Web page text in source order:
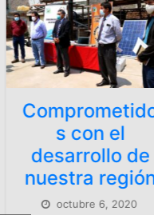
Comprometido
s con el
desarrollo de
nuestra región
octubre 6, 2020